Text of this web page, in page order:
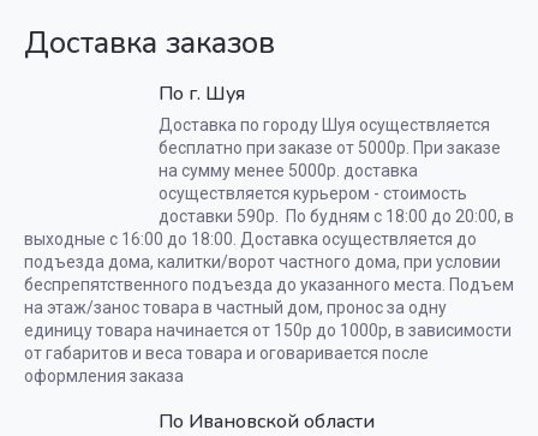
Доставка заказов
По г. Шуя
Доставка по городу Шуя осуществляется
бесплатно при заказе от 5000р. При заказе
на сумму менее 5000р. доставка
осуществляется курьером - стоимость
доставки 590р. По будням с 18:00 до 20:00, в
выходные с 16:00 до 18:00. Доставка осуществляется до
подъезда дома, калитки/ворот частного дома, при условии
беспрепятственного подъезда до указанного места. Подъем
на этаж/занос товара в частный дом, пронос за одну
единицу товара начинается от 150р до 1000р, в зависимости
от габаритов и веса товара и оговаривается после
оформления заказа
По Ивановской области